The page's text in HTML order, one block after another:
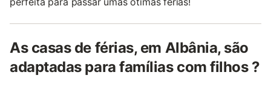
As casas de férias, em Albânia, são
adaptadas para famílias com filhos ?